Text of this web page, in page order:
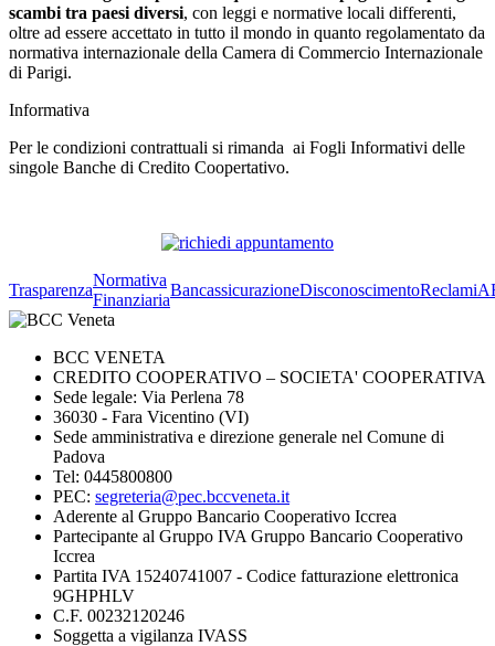
scambi tra paesi diversi, con leggi e normative locali differenti,
oltre ad essere accettato in tutto il mondo in quanto regolamentato da
normativa internazionale della Camera di Commercio Internazionale
di Parigi.
Informativa
Per le condizioni contrattuali si rimanda ai Fogli Informativi delle
singole Banche di Credito Coopertativo.
Trasparenza
Normativa
Finanziaria
BancassicurazioneDisconoscimentoReclami
BCC VENETA
CREDITO COOPERATIVO – SOCIETA' COOPERATIVA
Sede legale: Via Perlena 78
36030 - Fara Vicentino (VI)
Sede amministrativa e direzione generale nel Comune di
Padova
Tel: 0445800800
PEC: segreteria@pec.bccveneta.it
Aderente al Gruppo Bancario Cooperativo Iccrea
Partecipante al Gruppo IVA Gruppo Bancario Cooperativo
Iccrea
Partita IVA 15240741007 - Codice fatturazione elettronica
9GHPHLV
C.F. 00232120246
Soggetta a vigilanza IVASS